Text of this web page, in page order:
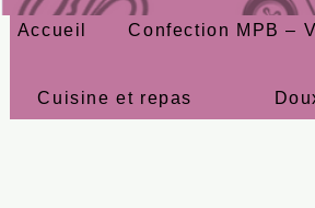
Accueil Confection MPB –
Cuisine et repas